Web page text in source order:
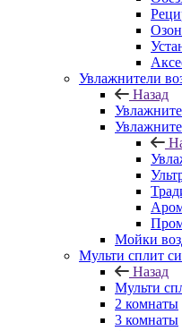
Увлажнители
Назад
Мойки
Мульти сплит
Назад
Мульти
2 комнаты
3 комнаты